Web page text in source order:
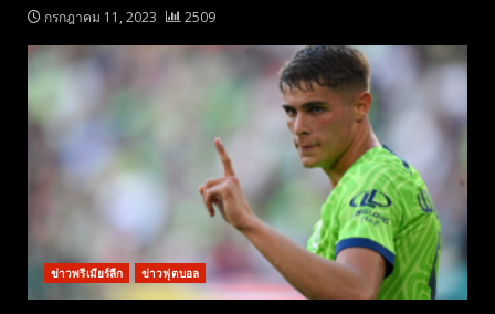
กรกฎาคม 11, 2023 2509
ข่าวพรีเมียร์ลีก ข่าวฟุตบอล